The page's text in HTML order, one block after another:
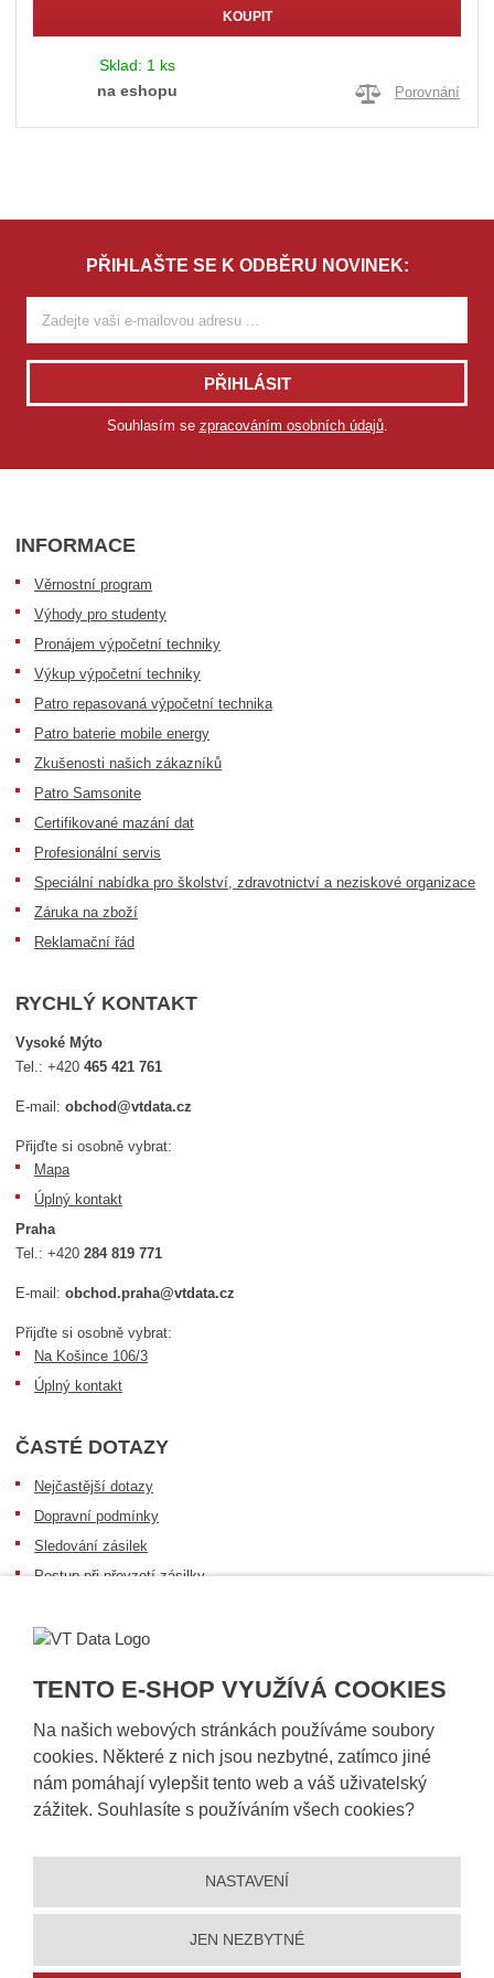
TENTO E-SHOP VYUŽÍVÁ COOKIES
Na našich webových stránkách používáme soubory
cookies. Některé z nich jsou nezbytné, zatímco jiné
nám pomáhají vylepšit tento web a váš uživatelský
zážitek. Souhlasíte s používáním všech cookies?
NASTAVENÍ
JEN NEZBYTNÉ
KOUPIT
Sklad: 1 ks
na eshopu
Porovnání
PŘIHLAŠTE SE K ODBĚRU NOVINEK:
PŘIHLÁSIT
Souhlasím se zpracováním osobních údajů.
INFORMACE
Věrnostní program
Výhody pro studenty
Pronájem výpočetní techniky
Výkup výpočetní techniky
Patro repasovaná výpočetní technika
Patro baterie mobile energy
Zkušenosti našich zákazníků
Patro Samsonite
Certifikované mazání dat
Profesionální servis
Speciální nabídka pro školství, zdravotnictví a neziskové organizace
Záruka na zboží
Reklamační řád
RYCHLÝ KONTAKT
Vysoké Mýto
Tel.:+420465 421 761
E-mail:obchod@vtdata.cz
Přijďte si osobně vybrat:
Mapa
Úplný kontakt
Praha
Tel.:+420284 819 771
E-mail:obchod.praha@vtdata.cz
Přijďte si osobně vybrat:
Na Košince 106/3
Úplný kontakt
ČASTÉ DOTAZY
Nejčastější dotazy
Dopravní podmínky
Sledování zásilek
Postup při převzetí zásilky
Obecné informace
Prohlášení o přístupnosti |Ochrana osobních údajů |Mapa stránek ||